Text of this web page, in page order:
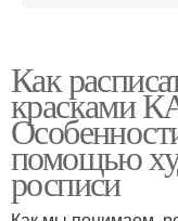
Перламутровая
краски
Как
красками
помощью
росписи